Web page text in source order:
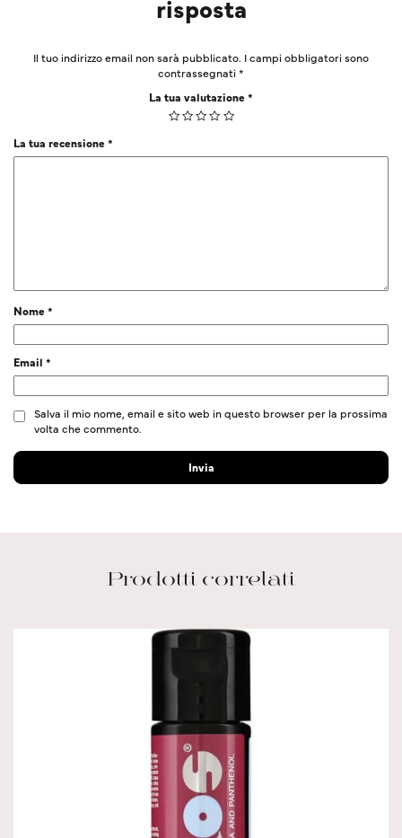
risposta
Il tuo indirizzo email non sarà pubblicato. I campi obbligatori sono
contrassegnati*
La tua valutazione*
La tua recensione*
Nome*
Email *
Salva il mio nome, email e sito web in questo browser per la prossima
volta che commento.
Prodotti correlati